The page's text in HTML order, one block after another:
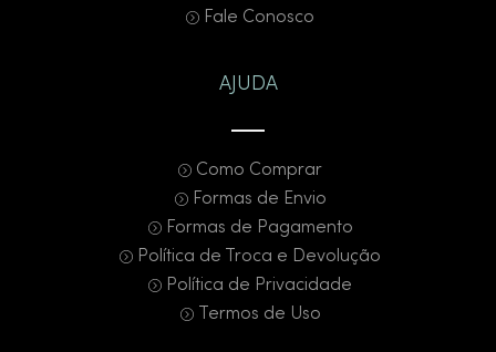
Fale Conosco
AJUDA
Como Comprar
Formas de Envio
Formas de Pagamento
Política de Troca e Devolução
Política de Privacidade
Termos de Uso